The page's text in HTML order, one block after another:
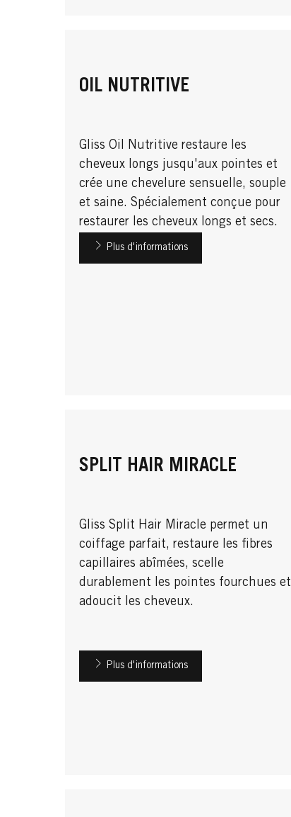
OIL NUTRITIVE
Gliss Oil Nutritive restaure les
cheveux longs jusqu'aux pointes et
crée une chevelure sensuelle, souple
et saine. Spécialement conçue pour
restaurer les cheveux longs et secs.
Plus d'informations
SPLIT HAIR MIRACLE
Gliss Split Hair Miracle permet un
coiffage parfait, restaure les fibres
capillaires abîmées, scelle
durablement les pointes fourchues et
adoucit les cheveux.
Plus d'informations